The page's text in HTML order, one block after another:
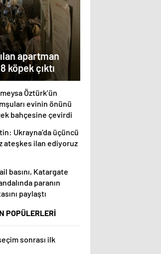
apartman
köpek çıktı
Öztürk’ün
evinin önünü
bahçesine çevirdi
Ukrayna’da üçüncü
ateşkes ilan ediyoruz
basını, Katargate
paranın
paylaştı
POPÜLERLERİ
sonrası ilk